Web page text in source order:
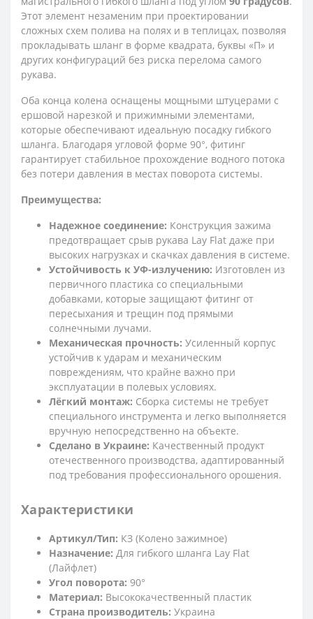
Этот элемент незаменим при проектировании
сложных схем полива на полях и в теплицах, позволяя
прокладывать шланг в форме квадрата, буквы «П» и
других конфигураций без риска перелома самого
рукава.
Оба конца колена оснащены мощными штуцерами с
ершовой нарезкой и прижимными элементами,
которые обеспечивают идеальную посадку гибкого
шланга. Благодаря угловой форме 90°, фитинг
гарантирует стабильное прохождение водного потока
без потери давления в местах поворота системы.
Преимущества:
Надежное соединение: Конструкция зажима
предотвращает срыв рукава Lay Flat даже при
высоких нагрузках и скачках давления в системе.
Устойчивость к УФ-излучению: Изготовлен из
первичного пластика со специальными
добавками, которые защищают фитинг от
пересыхания и трещин под прямыми
солнечными лучами.
Механическая прочность: Усиленный корпус
устойчив к ударам и механическим
повреждениям, что крайне важно при
эксплуатации в полевых условиях.
Лёгкий монтаж: Сборка системы не требует
специального инструмента и легко выполняется
вручную непосредственно на объекте.
Сделано в Украине: Качественный продукт
отечественного производства, адаптированный
под требования профессионального орошения.
Характеристики
Артикул/Тип: КЗ (Колено зажимное)
Назначение: Для гибкого шланга Lay Flat
(Лайфлет)
Угол поворота: 90°
Материал: Высококачественный пластик
Страна производитель: Украина